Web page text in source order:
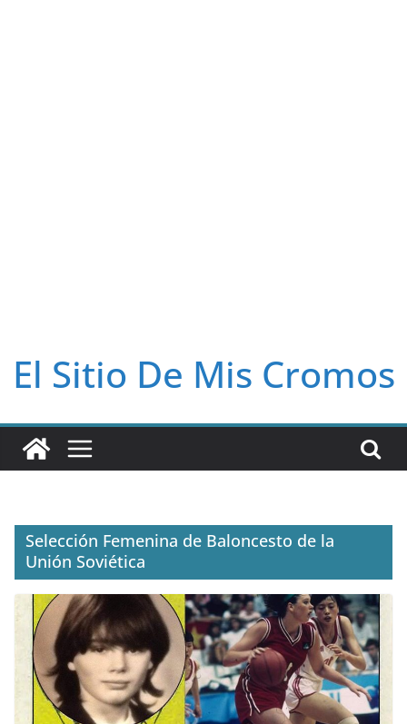
El Sitio De Mis Cromos
Selección Femenina de Baloncesto de la
Unión Soviética